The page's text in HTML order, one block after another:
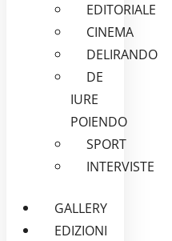
EDITORIALE
CINEMA
DELIRANDO
DE
IURE
POIENDO
SPORT
INTERVISTE
GALLERY
EDIZIONI